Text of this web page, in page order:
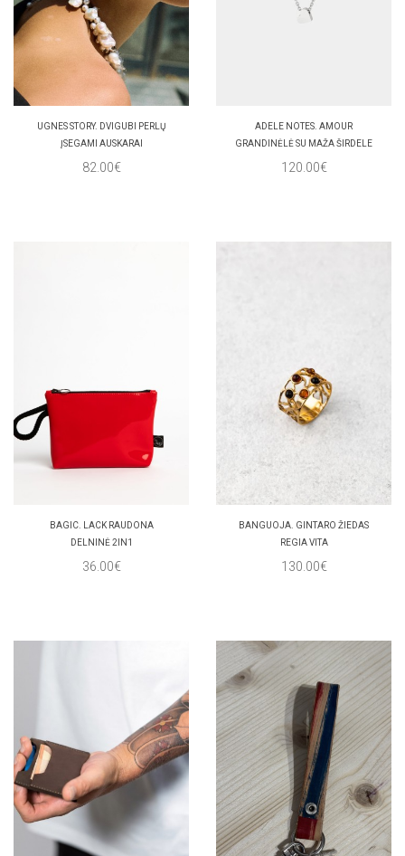
UGNES STORY. DVIGUBI PERLŲ
ĮSEGAMI AUSKARAI
82.00€
ADELE NOTES. AMOUR
GRANDINĖLĖ SU MAŽA ŠIRDELE
120.00€
BAGIC. LACK RAUDONA
DELNINĖ 2IN1
36.00€
BANGUOJA. GINTARO ŽIEDAS
REGIA VITA
130.00€